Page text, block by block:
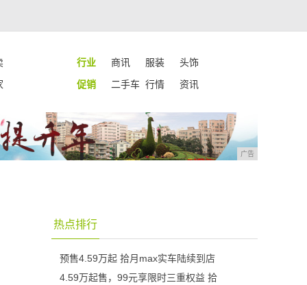
行业 商讯 服装
头饰
促销 二手车 行情 资讯
广告
热点排行
预售4.59万起 拾月max实车陆续到店
4.59万起售，99元享限时三重权益 拾